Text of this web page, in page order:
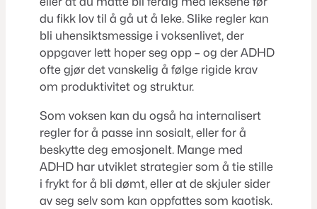
du fikk lov til å gå ut å leke. Slike regler kan
bli uhensiktsmessige i voksenlivet, der
oppgaver lett hoper seg opp – og der ADHD
ofte gjør det vanskelig å følge rigide krav
om produktivitet og struktur.
Som voksen kan du også ha internalisert
regler for å passe inn sosialt, eller for å
beskytte deg emosjonelt. Mange med
ADHD har utviklet strategier som å tie stille
i frykt for å bli dømt, eller at de skjuler sider
av seg selv som kan oppfattes som kaotisk.